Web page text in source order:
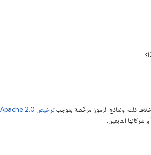
ذلك، ونماذج الرموز مرخّصة بموجبترخيص Apache 2.0‏